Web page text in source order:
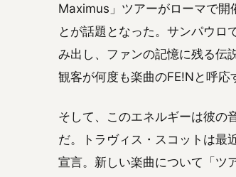
Maximus」ツアーがローマで開
とが話題となった。サンパウロ
み出し、ファンの記憶に残る伝
観客が何度も楽曲のFE!Nと呼応
そして、このエネルギーは彼の
だ。トラヴィス・スコットは最
宣言。新しい楽曲について「ツ